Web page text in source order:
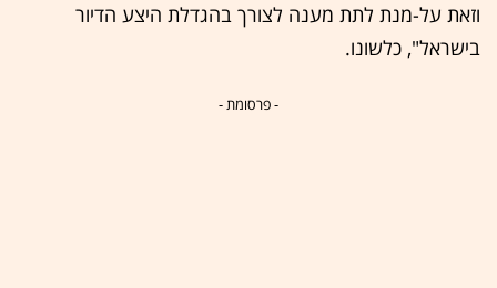
וזאת על-מנת לתת מענה לצורך בהגדלת היצע הדיור
בישראל", כלשונו.
- פרסומת -